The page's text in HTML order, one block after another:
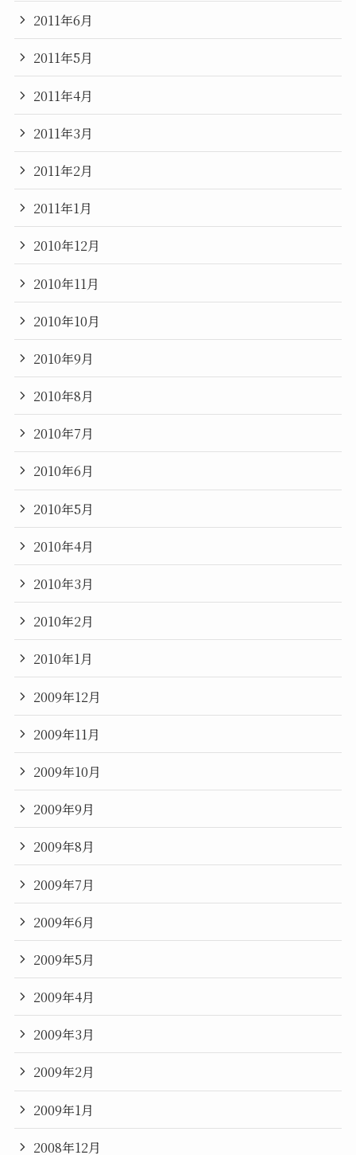
2011年6月
2011年5月
2011年4月
2011年3月
2011年2月
2011年1月
2010年12月
2010年11月
2010年10月
2010年9月
2010年8月
2010年7月
2010年6月
2010年5月
2010年4月
2010年3月
2010年2月
2010年1月
2009年12月
2009年11月
2009年10月
2009年9月
2009年8月
2009年7月
2009年6月
2009年5月
2009年4月
2009年3月
2009年2月
2009年1月
2008年12月